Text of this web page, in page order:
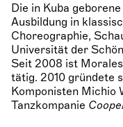
Die in Kuba
Ausbildung in
Choreographie,
Universität der
Seit 2008 ist
tätig. 2010 gründete
Komponisten Michio
Tanzkompanie